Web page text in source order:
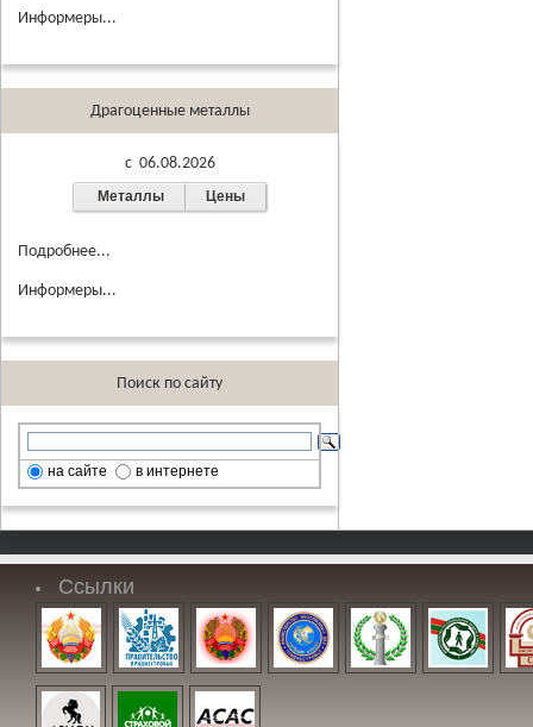
Информеры...
Драгоценные металлы
c 06.08.2026
Металлы Цены
Подробнее...
Информеры...
Поиск по сайту
на сайте в интернете
Ссылки